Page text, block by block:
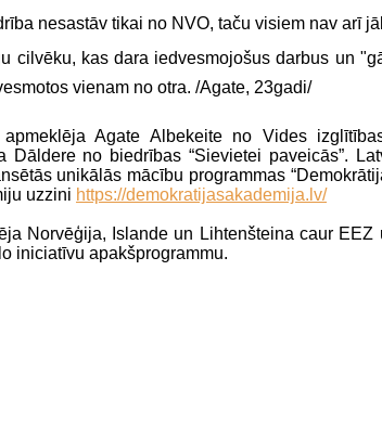
nesastāv tikai no NVO, taču visiem nav arī
cilvēku, kas dara iedvesmojošus darbus un
vienam no otra. /Agate, 23gadi/
Agate Albekeite no Vides
Dāldere no biedrības “Sievietei paveicās”.
unikālās mācību programmas
uzzini https://demokratijasakademija.lv/
Norvēģija, Islande un Lihtenšteina caur
iniciatīvu apakšprogrammu.